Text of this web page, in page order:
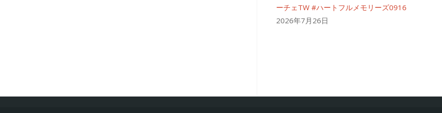
ーチェTW #ハートフルメモリーズ0916
2026年7月26日